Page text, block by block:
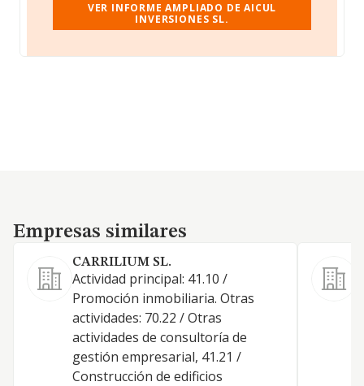
VER INFORME AMPLIADO DE AICUL
INVERSIONES SL.
Empresas similares
Empresas similares
CARRILIUM SL.
Actividad principal: 41.10 /
Promoción inmobiliaria. Otras
actividades: 70.22 / Otras
actividades de consultoría de
gestión empresarial, 41.21 /
Construcción de edificios